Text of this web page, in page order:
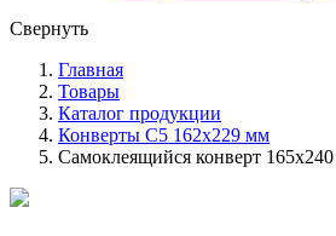
Свернуть
Главная
Товары
Каталог продукции
Конверты С5 162х229 мм
Самоклеящийся конверт